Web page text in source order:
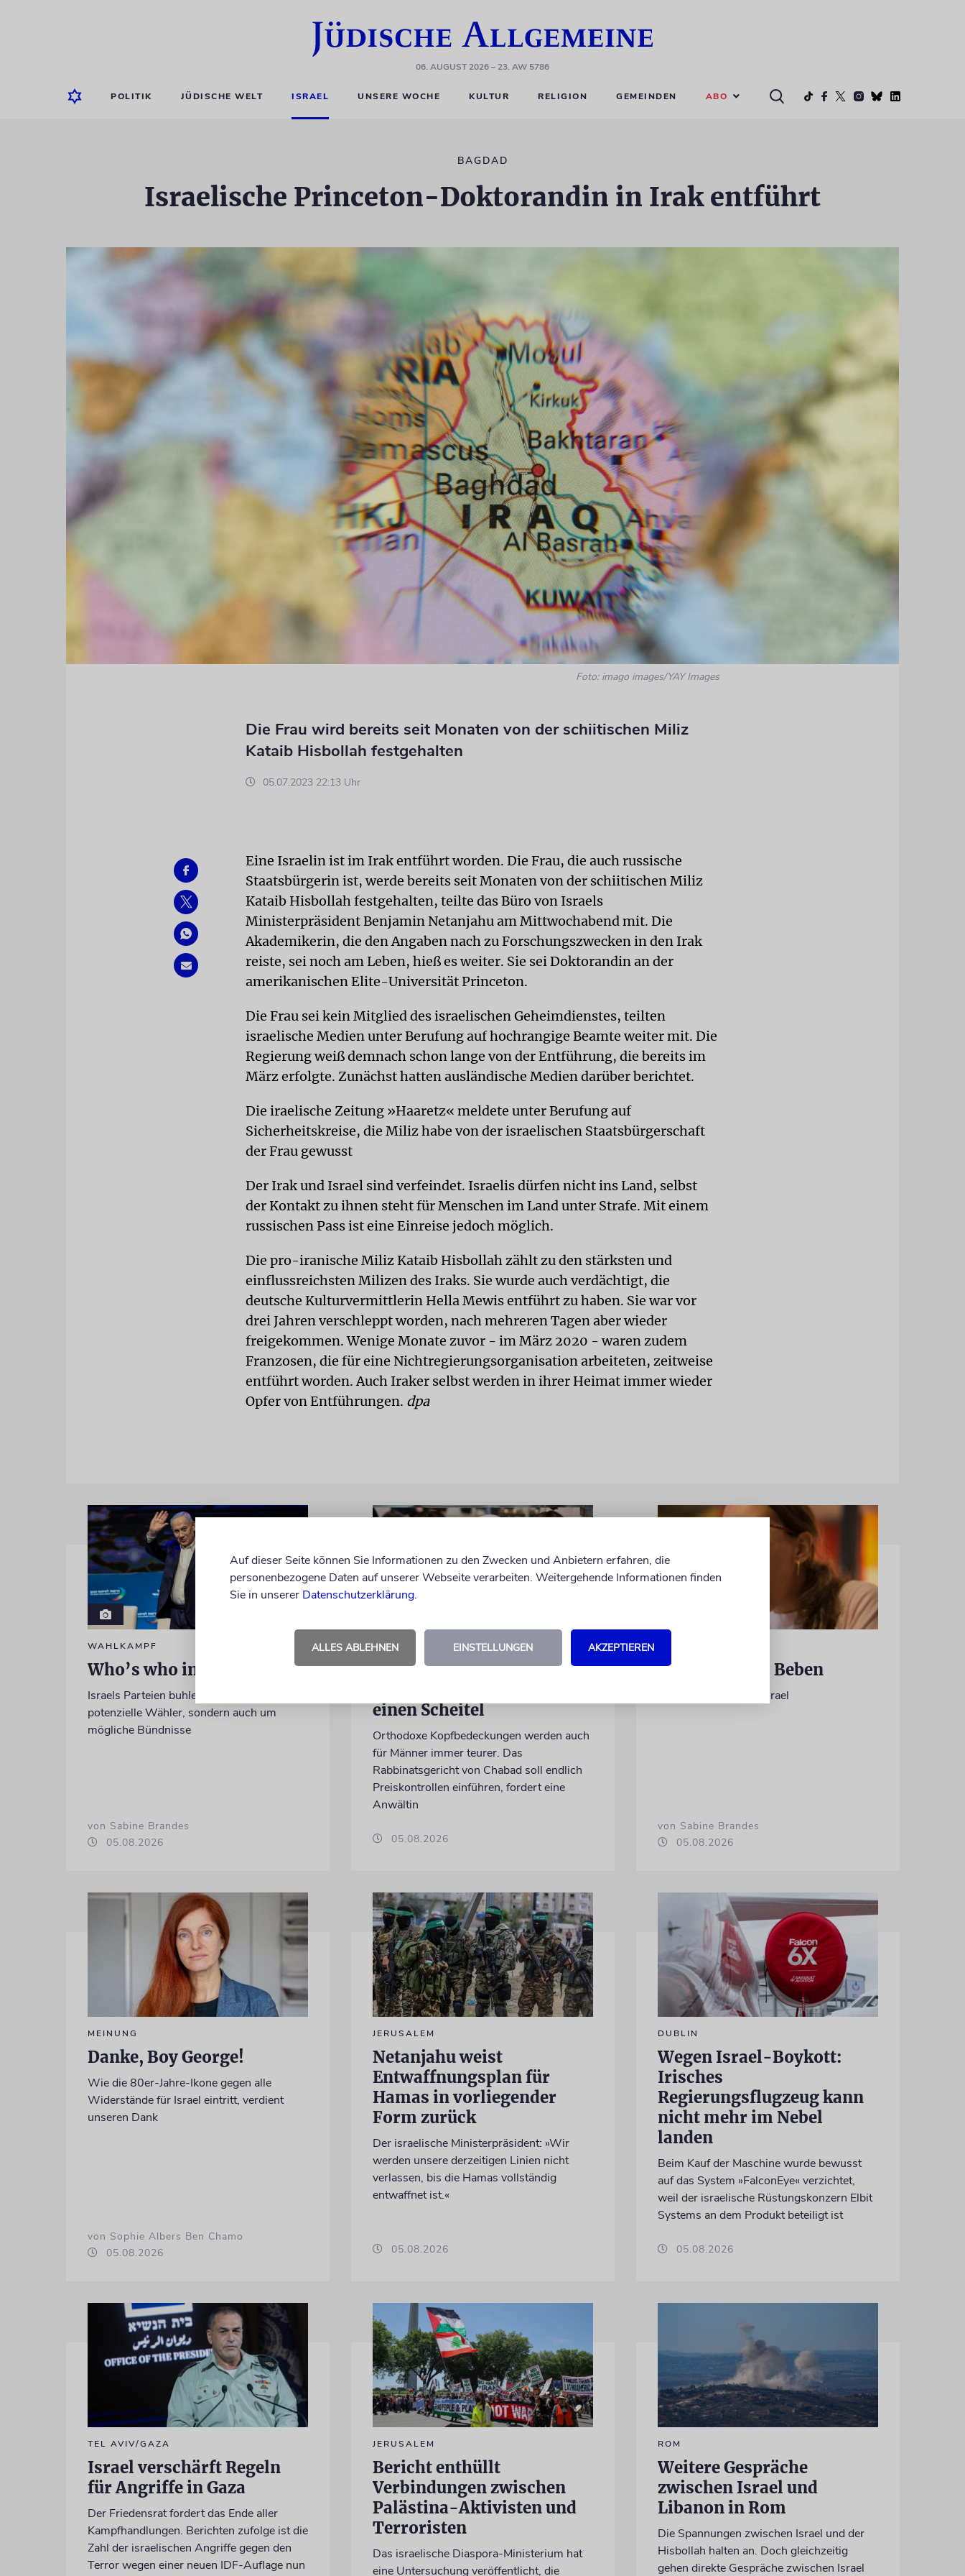
06. AUGUST 2026– 23. AW 5786
POLITIK JÜDISCHE WELT ISRAEL UNSERE WOCHE KULTUR RELIGION GEMEINDEN ABO
BAGDAD
Israelische Princeton-Doktorandin in Irak entführt
Foto: imago images/YAY Images
Die Frau wird bereits seit Monaten von der schiitischen Miliz
Kataib Hisbollah festgehalten
05.07.2023 22:13 Uhr
Eine Israelin ist im Irak entführt worden. Die Frau, die auch russische
Staatsbürgerin ist, werde bereits seit Monaten von der schiitischen Miliz
Kataib Hisbollah festgehalten, teilte das Büro von Israels
Ministerpräsident Benjamin Netanjahu am Mittwochabend mit. Die
Akademikerin, die den Angaben nach zu Forschungszwecken in den Irak
reiste, sei noch am Leben, hieß es weiter. Sie sei Doktorandin an der
amerikanischen Elite-Universität Princeton.
Die Frau sei kein Mitglied des israelischen Geheimdienstes, teilten
israelische Medien unter Berufung auf hochrangige Beamte weiter mit. Die
Regierung weiß demnach schon lange von der Entführung, die bereits im
März erfolgte. Zunächst hatten ausländische Medien darüber berichtet.
Die iraelische Zeitung »Haaretz« meldete unter Berufung auf
Sicherheitskreise, die Miliz habe von der israelischen Staatsbürgerschaft
der Frau gewusst
Der Irak und Israel sind verfeindet. Israelis dürfen nicht ins Land, selbst
der Kontakt zu ihnen steht für Menschen im Land unter Strafe. Mit einem
russischen Pass ist eine Einreise jedoch möglich.
Die pro-iranische Miliz Kataib Hisbollah zählt zu den stärksten und
einflussreichsten Milizen des Iraks. Sie wurde auch verdächtigt, die
deutsche Kulturvermittlerin Hella Mewis entführt zu haben. Sie war vor
drei Jahren verschleppt worden, nach mehreren Tagen aber wieder
freigekommen. Wenige Monate zuvor - im März 2020 - waren zudem
Franzosen, die für eine Nichtregierungsorganisation arbeiteten, zeitweise
entführt worden. Auch Iraker selbst werden in ihrer Heimat immer wieder
Opfer von Entführungen. dpa
WAHLKAMPF
Who’s who in Jerusalem?
Israels Parteien buhlen nicht nur um
potenzielle Wähler, sondern auch um
mögliche Bündnisse
von Sabine Brandes
05.08.2026
INFLATION
Perücken-Preisexplosion
einen Scheitel
Orthodoxe Kopfbedeckungen werden auch
für Männer immer teurer. Das
Rabbinatsgericht von Chabad soll endlich
Preiskontrollen einführen, fordert eine
Anwältin
05.08.2026
Preise, Geisel, Beben
Kurzmeldungen aus Israel
von Sabine Brandes
05.08.2026
MEINUNG
Danke, Boy George!
Wie die 80er-Jahre-Ikone gegen alle
Widerstände für Israel eintritt, verdient
unseren Dank
von Sophie Albers Ben Chamo
05.08.2026
JERUSALEM
Netanjahu weist
Entwaffnungsplan für
Hamas in vorliegender
Form zurück
Der israelische Ministerpräsident: »Wir
werden unsere derzeitigen Linien nicht
verlassen, bis die Hamas vollständig
entwaffnet ist.«
05.08.2026
DUBLIN
Wegen Israel-Boykott:
Irisches
Regierungsflugzeug kann
nicht mehr im Nebel
landen
Beim Kauf der Maschine wurde bewusst
auf das System »FalconEye« verzichtet,
weil der israelische Rüstungskonzern Elbit
Systems an dem Produkt beteiligt ist
05.08.2026
TEL AVIV/GAZA
Israel verschärft Regeln
für Angriffe in Gaza
Der Friedensrat fordert das Ende aller
Kampfhandlungen. Berichten zufolge ist die
Zahl der israelischen Angriffe gegen den
Terror wegen einer neuen IDF-Auflage nun
JERUSALEM
Bericht enthüllt
Verbindungen zwischen
Palästina-Aktivisten und
Terroristen
Das israelische Diaspora-Ministerium hat
eine Untersuchung veröffentlicht, die
ROM
Weitere Gespräche
zwischen Israel und
Libanon in Rom
Die Spannungen zwischen Israel und der
Hisbollah halten an. Doch gleichzeitig
gehen direkte Gespräche zwischen Israel
Auf dieser Seite können Sie Informationen zu den Zwecken und Anbietern erfahren, die
personenbezogene Daten auf unserer Webseite verarbeiten. Weitergehende Informationen finden
Sie in unserer Datenschutzerklärung.
ALLES ABLEHNEN EINSTELLUNGEN AKZEPTIEREN